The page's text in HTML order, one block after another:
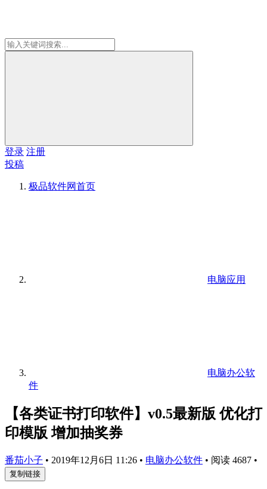
登录 注册
投稿
极品软件网首页
电脑应用
电脑办公软
件
【各类证书打印软件】v0.5最新版 优化打
印模版 增加抽奖券
番茄小子 • 2019年12月6日 11:26 • 电脑办公软件 • 阅读 4687 •
复制链接